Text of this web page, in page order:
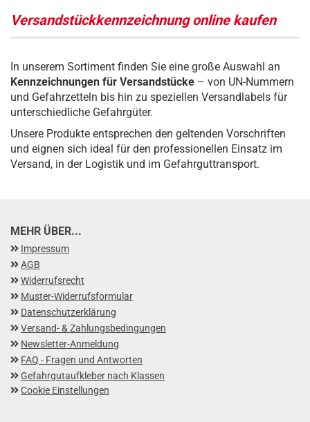
Versandstückkennzeichnung online kaufen
In unserem Sortiment finden Sie eine große Auswahl an
Kennzeichnungen für Versandstücke – von UN-Nummern
und Gefahrzetteln bis hin zu speziellen Versandlabels für
unterschiedliche Gefahrgüter.
Unsere Produkte entsprechen den geltenden Vorschriften
und eignen sich ideal für den professionellen Einsatz im
Versand, in der Logistik und im Gefahrguttransport.
MEHR ÜBER...
Impressum
AGB
Widerrufsrecht
Muster-Widerrufsformular
Datenschutzerklärung
Versand- & Zahlungsbedingungen
Newsletter-Anmeldung
FAQ - Fragen und Antworten
Gefahrgutaufkleber nach Klassen
Cookie Einstellungen